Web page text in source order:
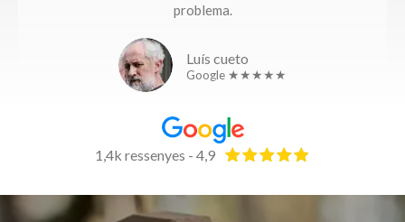
problema.​
Luís cueto
Google ★★★★★
1,4k ressenyes - 4,9